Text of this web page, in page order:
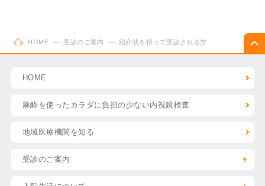
HOME 受診のご案内 紹介状を持って受診される方
HOME
麻酔を使った カラダに負担の少ない内視鏡検査
地域医療機関を知る
受診のご案内